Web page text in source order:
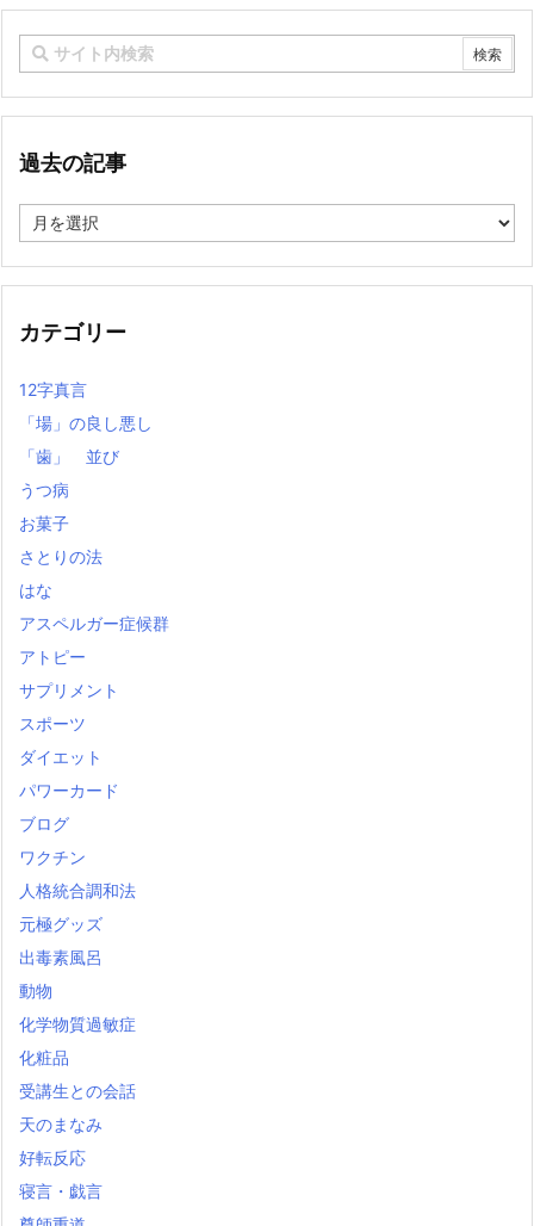
過去の記事
去
記
カテゴリー
12字真言
「場」の良し悪し
「歯」 並び
うつ病
お菓子
さとりの法
はな
アスペルガー症候群
アトピー
サプリメント
スポーツ
ダイエット
パワーカード
ブログ
ワクチン
人格統合調和法
元極グッズ
出毒素風呂
動物
化学物質過敏症
化粧品
受講生との会話
天のまなみ
好転反応
寝言・戯言